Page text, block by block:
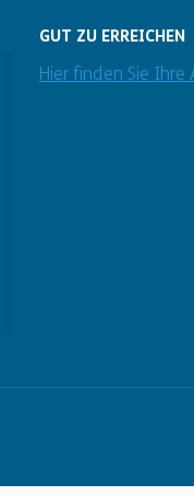
GUT ZU ERREICHEN
Hier finden Sie Ihre